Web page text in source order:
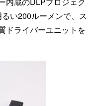
い200ルーメンで、ス
ドライバーユニットを